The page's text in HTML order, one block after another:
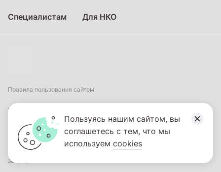
Специалистам Для НКО
Правила пользования сайтом
Пользовательское соглашение
Политика обработки персональных данных
© ФГБНУ «Институт коррекционной педагогики». Все права
защищены.
Пользуясь нашим сайтом, вы
соглашетесь с тем, что мы
используем cookies